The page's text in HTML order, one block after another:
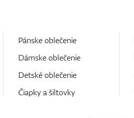
Pánske oblečenie
Dámske oblečenie
Detské oblečenie
Čiapky a šiltovky